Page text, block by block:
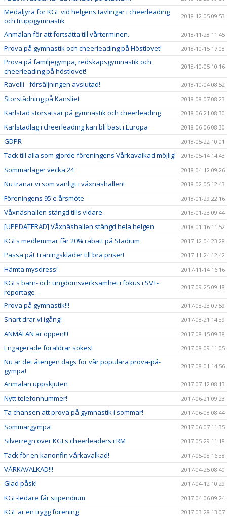
Medaljyra för KGF vid helgens tävlingar i cheerleading
och truppgymnastik
2018-12-05 09:53
Anmälan för att fortsätta till vårterminen. 2018-11-28 11:45
Prova på gymnastik och cheerleading på Höstlovet! 2018-10-15 17:08
Prova på familjegympa, redskapsgymnastik och
cheerleading på höstlovet!
2018-10-05 10:16
Ravelli - försäljningen avslutad! 2018-10-04 08:52
Storstädning på Kansliet 2018-08-07 08:23
Karlstad storsatsar på gymnastik och cheerleading 2018-06-21 08:30
Karlstadlag i cheerleading kan bli bäst i Europa 2018-06-06 08:30
GDPR 2018-05-22 10:01
Tack till alla som gjorde föreningens Vårkavalkad möjlig! 2018-05-14 14:43
Sommarläger vecka 24 2018-04-12 09:26
Nu tränar vi som vanligt i våxnäshallen! 2018-02-05 12:43
Föreningens 95:e årsmöte 2018-01-29 22:16
Våxnäshallen stängd tills vidare 2018-01-23 09:44
[UPPDATERAD] Våxnäshallen stängd hela helgen 2018-01-16 11:52
KGFs medlemmar får 20% rabatt på Stadium 2017-12-04 23:28
Passa på! Träningskläder till bra priser! 2017-11-24 12:42
Hämta mysdress! 2017-11-14 16:16
KGFs barn- och ungdomsverksamhet i fokus i SVT-
reportage
2017-09-25 09:18
Prova på gymnastik!!! 2017-08-23 07:59
Snart drar vi igång! 2017-08-21 14:39
ANMÄLAN är öppen!!! 2017-08-15 09:38
Engagerade föräldrar sökes! 2017-08-09 11:05
Nu är det återigen dags för vår populära prova-på-
gympa!
2017-08-01 14:56
Anmälan uppskjuten 2017-07-12 08:13
Nytt telefonnummer! 2017-06-21 09:23
Ta chansen att prova på gymnastik i sommar! 2017-06-08 08:44
Sommargympa 2017-06-07 11:35
Silverregn över KGFs cheerleaders i RM 2017-05-29 11:18
Tack för en kanonfin vårkavalkad! 2017-05-08 16:38
VÅRKAVALKAD!!! 2017-04-25 08:40
Glad påsk! 2017-04-12 10:29
KGF-ledare får stipendium 2017-04-06 09:24
KGF är en trygg förening 2017-03-28 13:07